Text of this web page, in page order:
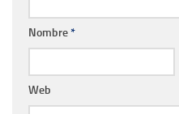
Nombre*
Web